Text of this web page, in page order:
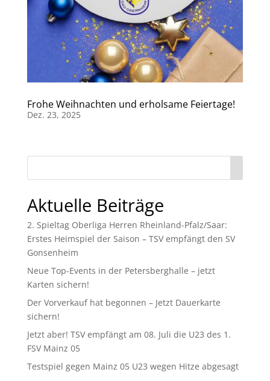
Frohe Weihnachten und erholsame Feiertage!
Dez. 23, 2025
Aktuelle Beiträge
2. Spieltag Oberliga Herren Rheinland-Pfalz/Saar:
Erstes Heimspiel der Saison – TSV empfängt den SV
Gonsenheim
Neue Top-Events in der Petersberghalle – jetzt
Karten sichern!
Der Vorverkauf hat begonnen – Jetzt Dauerkarte
sichern!
Jetzt aber! TSV empfängt am 08. Juli die U23 des 1.
FSV Mainz 05
Testspiel gegen Mainz 05 U23 wegen Hitze abgesagt